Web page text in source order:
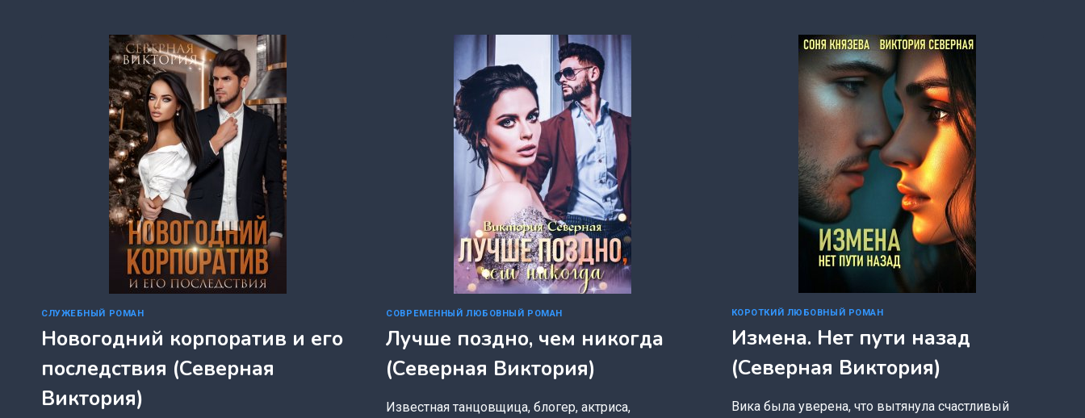
(СЕВЕРНАЯ
ВИКТОРИЯ)
МЕСТИ
(СЕВЕРНАЯ
ВИКТОРИЯ)
ВИКТОРИЯ)
СЛУЖЕБНЫЙ РОМАН
Новогодний корпоратив и его
последствия (Северная
Виктория)
СОВРЕМЕННЫЙ ЛЮБОВНЫЙ РОМАН
Лучше поздно, чем никогда
(Северная Виктория)
Известная танцовщица, блогер, актриса,
КОРОТКИЙ ЛЮБОВНЫЙ РОМАН
Измена. Нет пути назад
(Северная Виктория)
Вика была уверена, что вытянула счастливый